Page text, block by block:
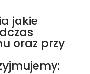
jakie
oraz przy